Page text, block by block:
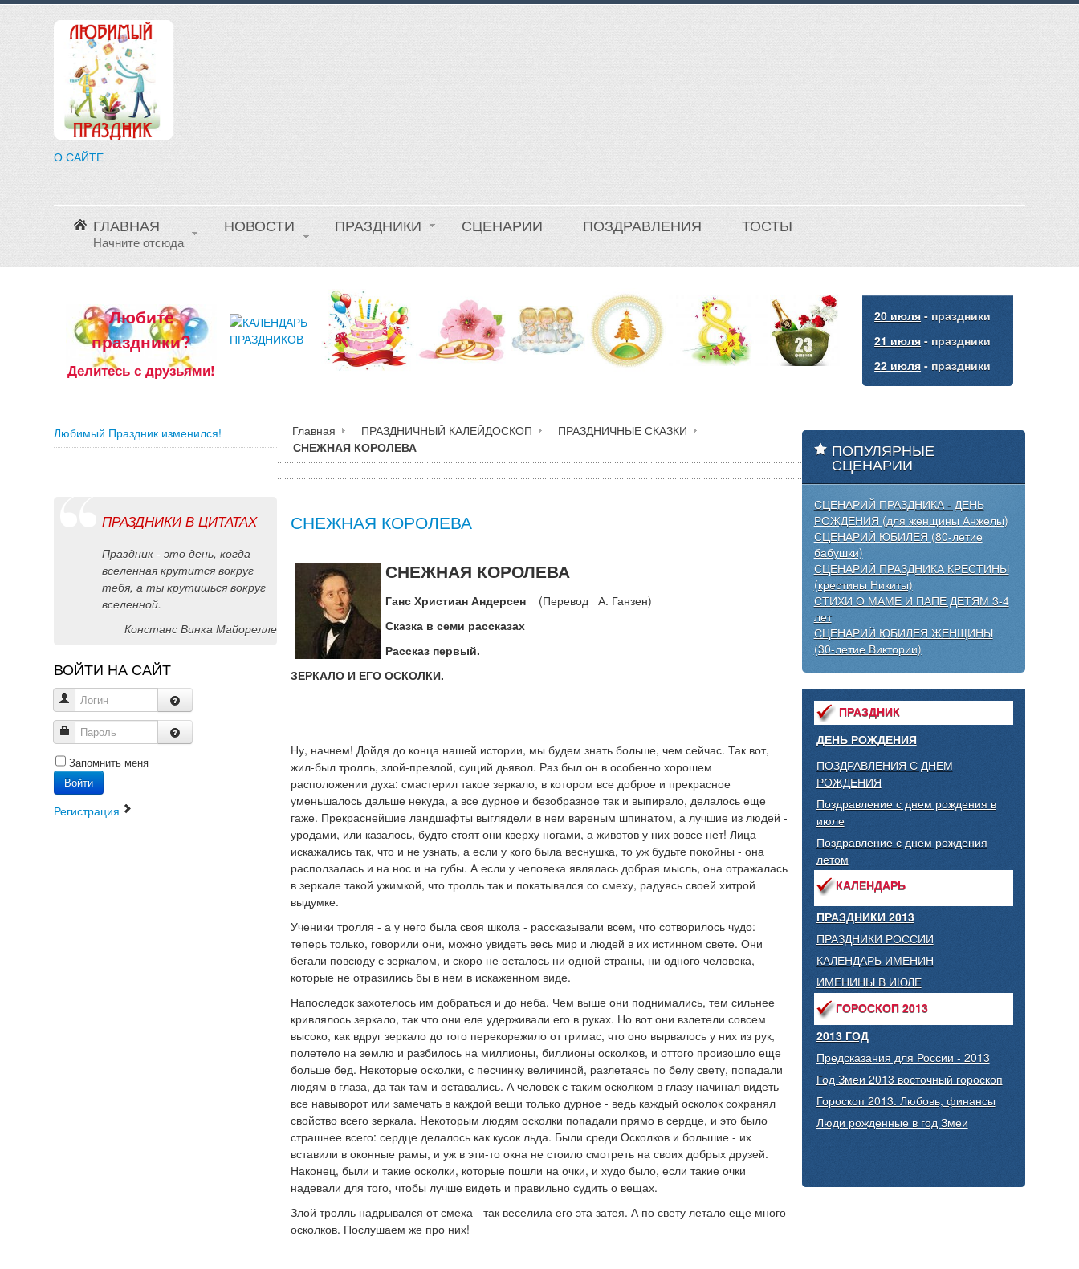
О САЙТЕ
ГЛАВНАЯ
Начните отсюда
НОВОСТИ ПРАЗДНИКИ СЦЕНАРИИ ПОЗДРАВЛЕНИЯ ТОСТЫ
Любите
праздники?
Делитесь с друзьями!
20 июля - праздники
21 июля - праздники
22 июля - праздники
Главная ПРАЗДНИЧНЫЙ КАЛЕЙДОСКОП
ПРАЗДНИЧНЫЕ СКАЗКИ
СНЕЖНАЯ КОРОЛЕВА
СНЕЖНАЯ КОРОЛЕВА
СНЕЖНАЯ КОРОЛЕВА
Ганс Христиан Андерсен
(Перевод А. Ганзен)
Сказка в семи рассказах
Рассказ первый.
ЗЕРКАЛО И ЕГО ОСКОЛКИ.
Ну, начнем! Дойдя до конца нашей истории, мы будем знать больше, чем сейчас. Так вот,
жил-был тролль, злой-презлой, сущий дьявол. Раз был он в особенно хорошем
расположении духа: смастерил такое зеркало, в котором все доброе и прекрасное
уменьшалось дальше некуда, а все дурное и безобразное так и выпирало, делалось еще
гаже. Прекраснейшие ландшафты выглядели в нем вареным шпинатом, а лучшие из людей -
уродами, или казалось, будто стоят они кверху ногами, а животов у них вовсе нет! Лица
искажались так, что и не узнать, а если у кого была веснушка, то уж будьте покойны - она
расползалась и на нос и на губы. А если у человека являлась добрая мысль, она отражалась
в зеркале такой ужимкой, что тролль так и покатывался со смеху, радуясь своей хитрой
выдумке.
Ученики тролля - а у него была своя школа - рассказывали всем, что сотворилось чудо:
теперь только, говорили они, можно увидеть весь мир и людей в их истинном свете. Они
бегали повсюду с зеркалом, и скоро не осталось ни одной страны, ни одного человека,
которые не отразились бы в нем в искаженном виде.
Напоследок захотелось им добраться и до неба. Чем выше они поднимались, тем сильнее
кривлялось зеркало, так что они еле удерживали его в руках. Но вот они взлетели совсем
высоко, как вдруг зеркало до того перекорежило от гримас, что оно вырвалось у них из рук,
полетело на землю и разбилось на миллионы, биллионы осколков, и оттого произошло еще
больше бед. Некоторые осколки, с песчинку величиной, разлетаясь по белу свету, попадали
людям в глаза, да так там и оставались. А человек с таким осколком в глазу начинал видеть
все навыворот или замечать в каждой вещи только дурное - ведь каждый осколок сохранял
свойство всего зеркала. Некоторым людям осколки попадали прямо в сердце, и это было
страшнее всего: сердце делалось как кусок льда. Были среди Осколков и большие - их
вставили в оконные рамы, и уж в эти-то окна не стоило смотреть на своих добрых друзей.
Наконец, были и такие осколки, которые пошли на очки, и худо было, если такие очки
надевали для того, чтобы лучше видеть и правильно судить о вещах.
Злой тролль надрывался от смеха - так веселила его эта затея. А по свету летало еще много
осколков. Послушаем же про них!
Любимый Праздник изменился!
ПРАЗДНИКИ В ЦИТАТАХ
Праздник - это день, когда
вселенная крутится вокруг
тебя, а ты крутишься вокруг
вселенной.
Констанс Винка Майорелле
ВОЙТИ НА САЙТ
Логин
Пароль
Запомнить меня
Войти
Регистрация
ПОПУЛЯРНЫЕ
СЦЕНАРИИ
СЦЕНАРИЙ ПРАЗДНИКА - ДЕНЬ
РОЖДЕНИЯ (для женщины Анжелы)
СЦЕНАРИЙ ЮБИЛЕЯ (80-летие
бабушки)
СЦЕНАРИЙ ПРАЗДНИКА КРЕСТИНЫ
(крестины Никиты)
СТИХИ О МАМЕ И ПАПЕ ДЕТЯМ 3-4
лет
СЦЕНАРИЙ ЮБИЛЕЯ ЖЕНЩИНЫ
(30-летие Виктории)
ПРАЗДНИК
ДЕНЬ РОЖДЕНИЯ
ПОЗДРАВЛЕНИЯ С ДНЕМ
РОЖДЕНИЯ
Поздравление с днем рождения в
июле
Поздравление с днем рождения
летом
КАЛЕНДАРЬ
ПРАЗДНИКИ 2013
ПРАЗДНИКИ РОССИИ
КАЛЕНДАРЬ ИМЕНИН
ИМЕНИНЫ В ИЮЛЕ
ГОРОСКОП 2013
2013 ГОД
Предсказания для России - 2013
Год Змеи 2013 восточный гороскоп
Гороскоп 2013. Любовь, финансы
Люди рожденные в год Змеи